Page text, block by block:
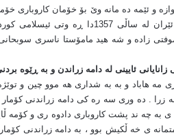
ئێران ، له پاش سه رکه وتنی شۆڕشی گه لانی
زاده و شه هید مامۆستا ناسری
ئایینی له دامه زراندن و به ڕێوه
له 2 ی رێبه ندانی 1324 له شاری مه هاباد و به به
زرا . ده وری سه ره کی دامه زراندنی
به چه ند پشت کاروباری دادوه ری و کۆمه
ی خه ڵکیش بوو ، به دامه زراندنی